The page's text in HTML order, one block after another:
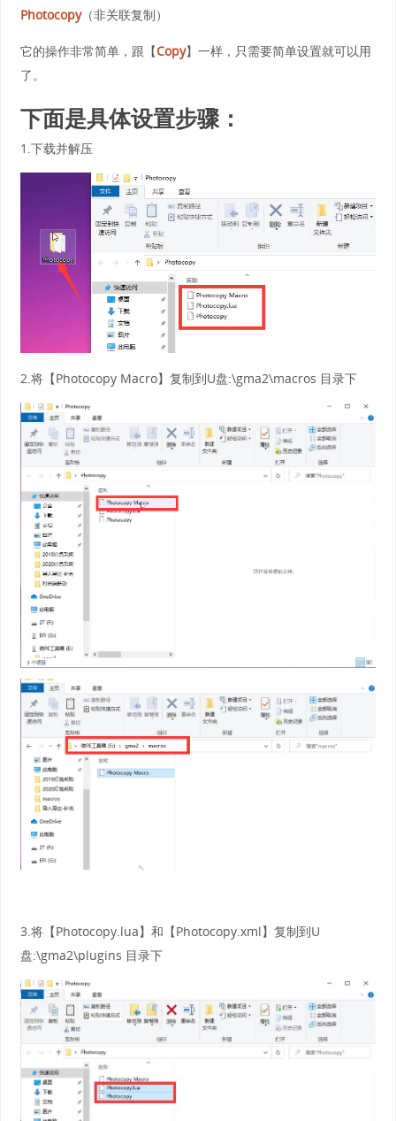
Photocopy（非关联复制）
它的操作非常简单，跟【Copy】一样，只需要简单设置就可以用
了。
下面是具体设置步骤：
1.下载并解压
2.将【Photocopy Macro】复制到U盘:\gma2\macros 目录下
3.将【Photocopy.lua】和【Photocopy.xml】复制到U
盘:\gma2\plugins 目录下